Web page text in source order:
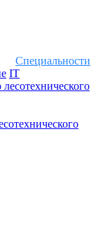
Специальности
IT